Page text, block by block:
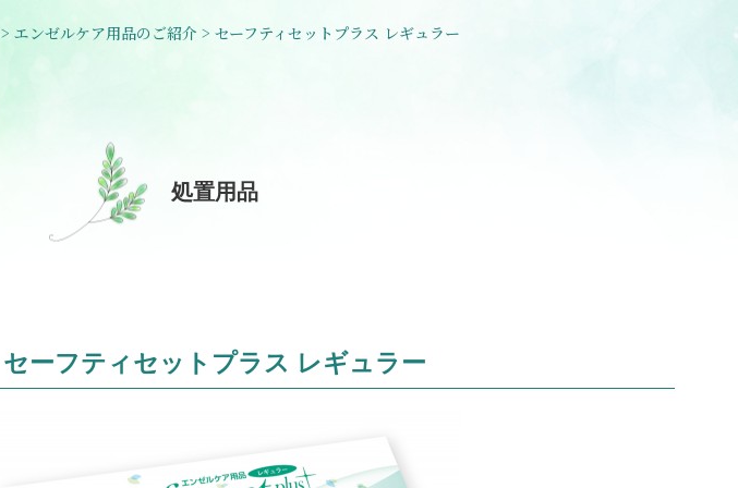
> エンゼルケア用品のご紹介 > セーフティセットプラス レギュラー
処置用品
セーフティセットプラス レギュラー